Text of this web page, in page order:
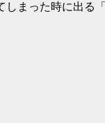
まった時に出る